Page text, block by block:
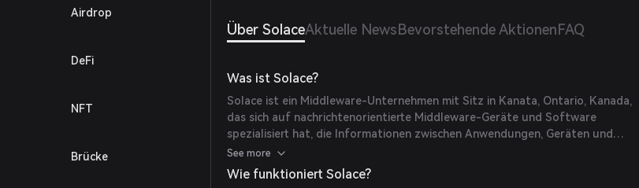
Airdrop
DeFi
NFT
Brücke
Über SolaceAktuelle News Bevorstehende Aktionen FAQ
Was ist Solace?
Solace ist ein Middleware-Unternehmen mit Sitz in Kanata, Ontario, Kanada,
das sich auf nachrichtenorientierte Middleware-Geräte und Software
spezialisiert hat, die Informationen zwischen Anwendungen, Geräten und
Benutzeroberflächen weiterleitet. Gegründet im Jahr 2001 von Craig Betts,
hat Solace das Ziel, effiziente und zuverlässige Lösungen für die
See more
Wie funktioniert Solace?